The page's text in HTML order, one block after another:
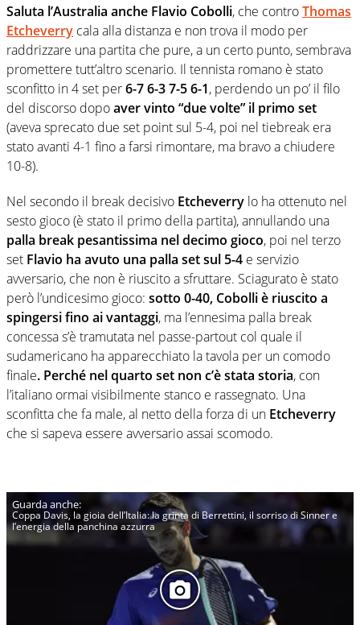
Saluta l’Australia anche Flavio Cobolli, che controThomas
Etcheverry cala alla distanza e non trova il modo per
raddrizzare una partita che pure, a un certo punto, sembrava
promettere tutt’altro scenario. Il tennista romano è stato
sconfitto in 4 set per6-7 6-3 7-5 6-1, perdendo un po’ il filo
del discorso dopoaver vinto “due volte” il primo set
(aveva sprecato due set point sul 5-4, poi nel tiebreak era
stato avanti 4-1 fino a farsi rimontare, ma bravo a chiudere
10-8).
Nel secondo il break decisivo Etcheverry lo ha ottenuto nel
sesto gioco (è stato il primo della partita), annullando una
palla break pesantissima nel decimo gioco, poi nel terzo
set Flavio ha avuto una palla set sul 5-4 e servizio
avversario, che non è riuscito a sfruttare. Sciagurato è stato
però l’undicesimo gioco: sotto 0-40, Cobolli è riuscito a
spingersi fino ai vantaggi, ma l’ennesima palla break
concessa s’è tramutata nel passe-partout col quale il
sudamericano ha apparecchiato la tavola per un comodo
finale. Perché nel quarto set non c’è stata storia, con
l’italiano ormai visibilmente stanco e rassegnato. Una
sconfitta che fa male, al netto della forza di un Etcheverry
che si sapeva essere avversario assai scomodo.
Coppa Davis, la gioia dell’Italia: la grinta di Berrettini, il sorriso di Sinner e
l’energia della panchina azzurra